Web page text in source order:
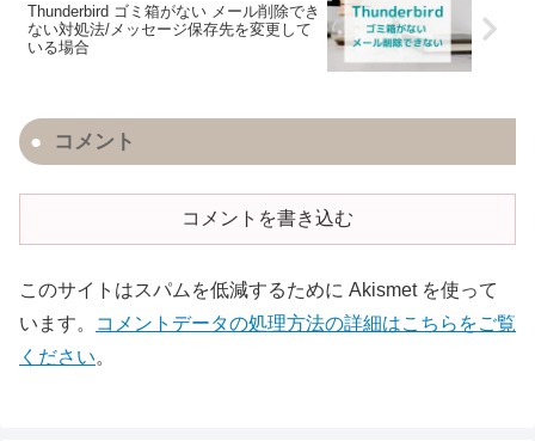
Thunderbird ゴミ箱がない メール削除でき
ない対処法/メッセージ保存先を変更して
いる場合
コメント
コメントを書き込む
このサイトはスパムを低減するために Akismet を使って
います。
コメントデータの処理方法の詳細はこちらをご覧
ください。